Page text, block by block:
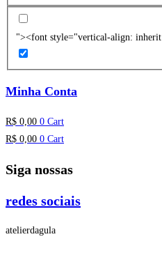
"><font style="vertical-align: inherit
Minha Conta
R$ 0,00 0 Cart
R$ 0,00 0 Cart
Siga nossas
redes sociais
atelierdagula